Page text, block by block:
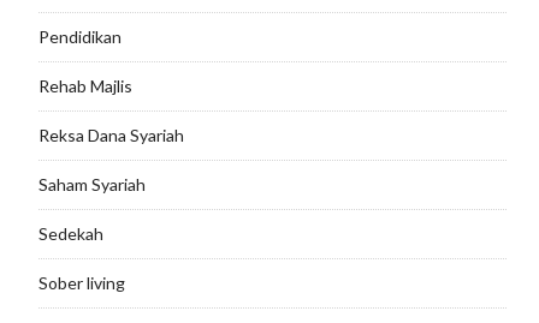
Pendidikan
Rehab Majlis
Reksa Dana Syariah
Saham Syariah
Sedekah
Sober living